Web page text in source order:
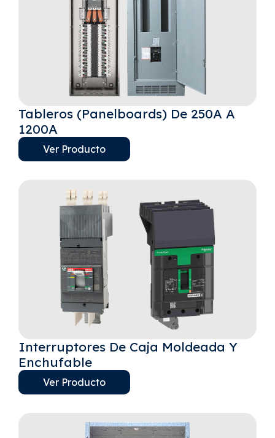
Tableros (Panelboards) De 250A A
1200A
Ver Producto
Interruptores De Caja Moldeada Y
Enchufable
Ver Producto